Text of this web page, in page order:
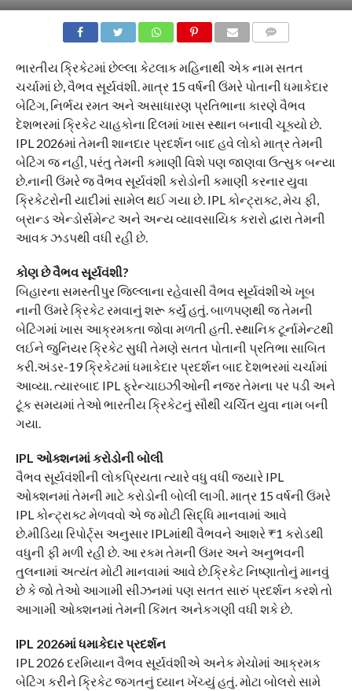
ભારતીય ક્રિકેટમાં છેલ્લા કેટલાક મહિનાથી એક નામ સતત
ચર્ચામાં છે, વૈભવ સૂર્યવંશી. માત્ર 15 વર્ષની ઉંમરે પોતાની ધમાકેદાર
બેટિંગ, નિર્ભય રમત અને અસાધારણ પ્રતિભાના કારણે વૈભવ
દેશભરમાં ક્રિકેટ ચાહકોના દિલમાં ખાસ સ્થાન બનાવી ચૂક્યો છે.
IPL 2026માં તેમની શાનદાર પ્રદર્શન બાદ હવે લોકો માત્ર તેમની
બેટિંગ જ નહીં, પરંતુ તેમની કમાણી વિશે પણ જાણવા ઉત્સુક બન્યા
છે.નાની ઉંમરે જ વૈભવ સૂર્યવંશી કરોડોની કમાણી કરનાર યુવા
ક્રિકેટરોની યાદીમાં સામેલ થઈ ગયા છે. IPL કોન્ટ્રાક્ટ, મેચ ફી,
બ્રાન્ડ એન્ડોર્સમેન્ટ અને અન્ય વ્યાવસાયિક કરારો દ્વારા તેમની
આવક ઝડપથી વધી રહી છે.
કોણ છે વૈભવ સૂર્યવંશી?
બિહારના સમસ્તીપુર જિલ્લાના રહેવાસી વૈભવ સૂર્યવંશીએ ખૂબ
નાની ઉંમરે ક્રિકેટ રમવાનું શરૂ કર્યું હતું. બાળપણથી જ તેમની
બેટિંગમાં ખાસ આક્રમકતા જોવા મળતી હતી. સ્થાનિક ટૂર્નામેન્ટથી
લઈને જુનિયર ક્રિકેટ સુધી તેમણે સતત પોતાની પ્રતિભા સાબિત
કરી.અંડર-19 ક્રિકેટમાં ધમાકેદાર પ્રદર્શન બાદ દેશભરમાં ચર્ચામાં
આવ્યા. ત્યારબાદ IPL ફ્રેન્ચાઇઝીઓની નજર તેમના પર પડી અને
ટૂંક સમયમાં તેઓ ભારતીય ક્રિકેટનું સૌથી ચર્ચિત યુવા નામ બની
ગયા.
IPL ઓક્શનમાં કરોડોની બોલી
વૈભવ સૂર્યવંશીની લોકપ્રિયતા ત્યારે વધુ વધી જ્યારે IPL
ઓક્શનમાં તેમની માટે કરોડોની બોલી લાગી. માત્ર 15 વર્ષની ઉંમરે
IPL કોન્ટ્રાક્ટ મેળવવો એ જ મોટી સિદ્ધિ માનવામાં આવે
છે.મીડિયા રિપોર્ટ્સ અનુસાર IPLમાંથી વૈભવને આશરે ₹1 કરોડથી
વધુની ફી મળી રહી છે. આ રકમ તેમની ઉંમર અને અનુભવની
તુલનામાં અત્યંત મોટી માનવામાં આવે છે.ક્રિકેટ નિષ્ણાતોનું માનવું
છે કે જો તેઓ આગામી સીઝનમાં પણ સતત સારું પ્રદર્શન કરશે તો
આગામી ઓક્શનમાં તેમની કિંમત અનેકગણી વધી શકે છે.
IPL 2026માં ધમાકેદાર પ્રદર્શન
IPL 2026 દરમિયાન વૈભવ સૂર્યવંશીએ અનેક મેચોમાં આક્રમક
બેટિંગ કરીને ક્રિકેટ જગતનું ધ્યાન ખેંચ્યું હતું. મોટા બોલરો સામે